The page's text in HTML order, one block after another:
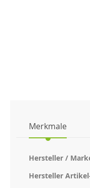
Merkmale
Weitere
Hersteller /
Hersteller